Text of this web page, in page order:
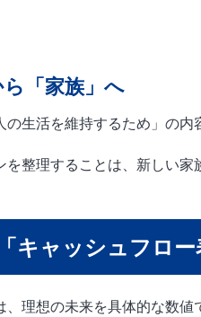
「家族」へ
生活を維持するため」の内
整理することは、新しい家
キャッシュフロ
理想の未来を具体的な数